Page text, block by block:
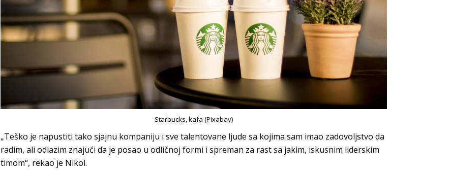
Starbucks, kafa (Pixabay)
„Teško je napustiti tako sjajnu kompaniju i sve talentovane ljude sa kojima sam imao zadovoljstvo da
radim, ali odlazim znajući da je posao u odličnoj formi i spreman za rast sa jakim, iskusnim liderskim
timom“, rekao je Nikol.